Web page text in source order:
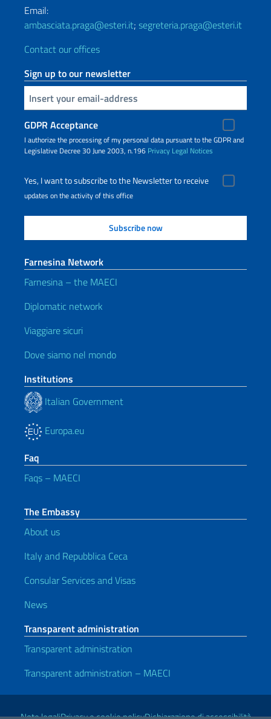
Email:
ambasciata.praga@esteri.it; segreteria.praga@esteri.it
Contact our offices
Sign up to our newsletter
Insert your email
GDPR Acceptance
I authorize the processing of my personal data pursuant to the GDPR and
Legislative Decree 30 June 2003, n.196 Privacy Legal Notices
Yes, I want to subscribe to the Newsletter to receive
updates on the activity of this office
Farnesina Network
Farnesina – the MAECI
Diplomatic network
Viaggiare sicuri
Dove siamo nel mondo
Institutions
Italian Government
Europa.eu
Faq
Faqs – MAECI
The Embassy
About us
Italy and Repubblica Ceca
Consular Services and Visas
News
Transparent administration
Transparent administration
Transparent administration – MAECI
Useful links